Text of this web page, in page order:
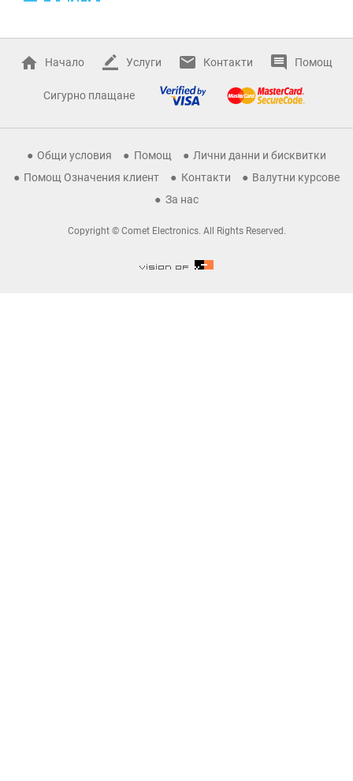
Начало Услуги Контакти Помощ
Сигурно плащане
Общи условия Помощ
Лични данни и бисквитки
Помощ Означения клиент
Контакти
Валутни курсове
За нас
Copyright © Comet Electronics. All Rights Reserved.